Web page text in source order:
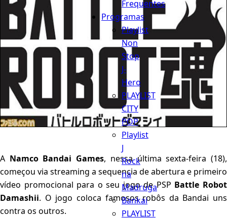
Frequentes
Programas
Playlist
Non
Stop
J-
Hero
PLAYLIST
CITY
POP
Playlist
J
Rock
na
Madruga
Bankai
PLAYLIST
A Namco Bandai Games, nessa última sexta-feira (18),
começou via streaming a sequencia de abertura e primeiro
vídeo promocional para o seu jogo de PSP Battle Robot
Damashii. O jogo coloca famosos robôs da Bandai uns
contra os outros.